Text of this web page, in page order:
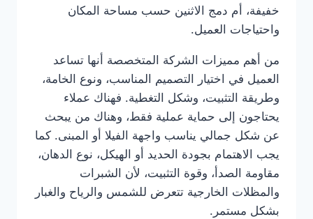
خفيفة، أم دمج الاثنين حسب مساحة المكان
واحتياجات العميل.
من أهم مميزات الشركة المتخصصة أنها تساعد
العميل في اختيار التصميم المناسب، ونوع الخامة،
وطريقة التثبيت، وشكل التغطية. فهناك عملاء
يحتاجون إلى حماية عملية فقط، وهناك من يبحث
عن شكل جمالي يناسب واجهة الفيلا أو المبنى. كما
يجب الاهتمام بجودة الحديد أو الهيكل، نوع الدهان،
مقاومة الصدأ، وقوة التثبيت، لأن الشبرات
والمظلات الخارجية تتعرض للشمس والرياح والغبار
بشكل مستمر.